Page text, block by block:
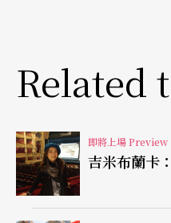
的人來講，它單純又悅
也就因為如此，久石讓
僅是配樂而已，更具有
「這在世界上這樣的音
是人氣的代表了。」史
Related
即將上場 Preview
吉米布蘭卡